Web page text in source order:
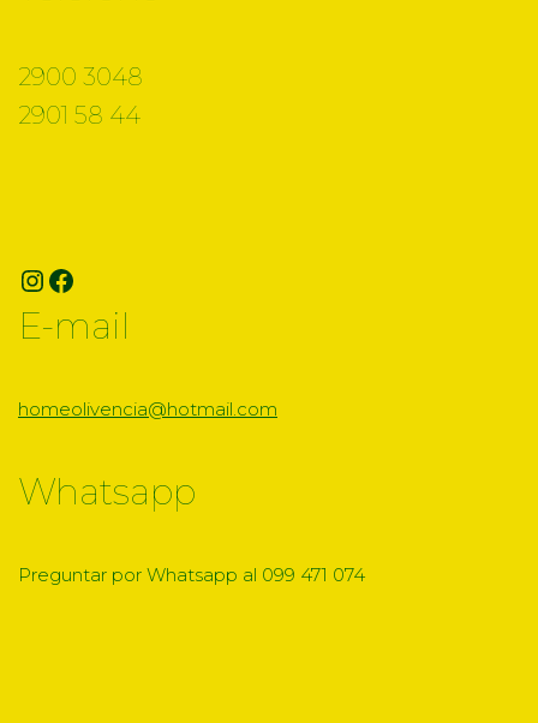
2900 3048
2901 58 44
E-mail
homeolivencia@hotmail.com
Whatsapp
Preguntar por Whatsapp al 099 471 074